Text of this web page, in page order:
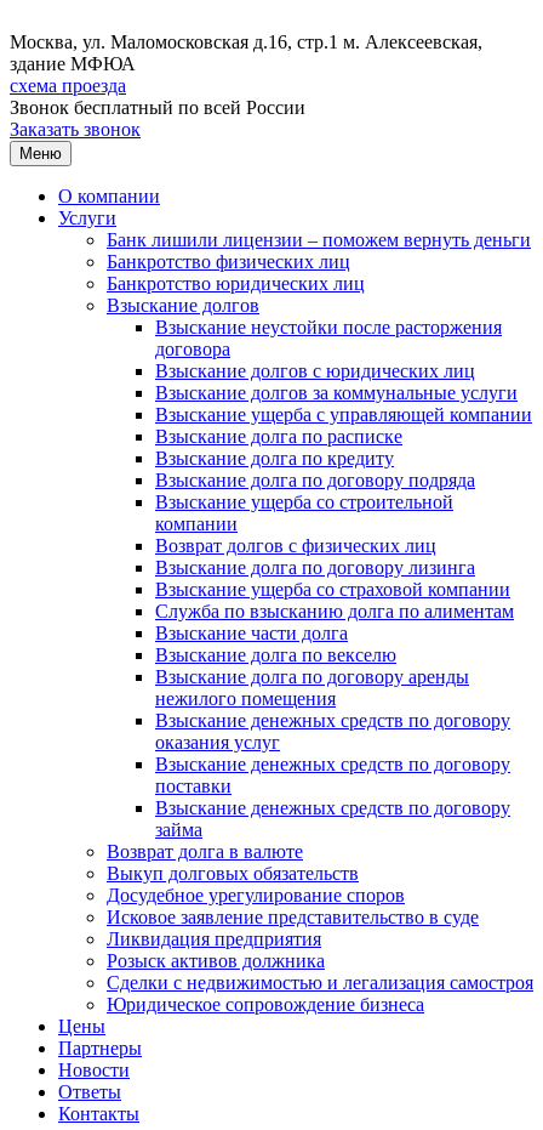
Москва, ул. Маломосковская д.16, стр.1 м. Алексеевская,
здание МФЮА
схема проезда
Звонок бесплатный по всей России
Заказать звонок
Меню
О компании
Услуги
Банк лишили лицензии – поможем вернуть деньги
Банкротство физических лиц
Банкротство юридических лиц
Взыскание долгов
Взыскание неустойки после расторжения
договора
Взыскание долгов с юридических лиц
Взыскание долгов за коммунальные услуги
Взыскание ущерба с управляющей компании
Взыскание долга по расписке
Взыскание долга по кредиту
Взыскание долга по договору подряда
Взыскание ущерба со строительной
компании
Возврат долгов с физических лиц
Взыскание долга по договору лизинга
Взыскание ущерба со страховой компании
Служба по взысканию долга по алиментам
Взыскание части долга
Взыскание долга по векселю
Взыскание долга по договору аренды
нежилого помещения
Взыскание денежных средств по договору
оказания услуг
Взыскание денежных средств по договору
поставки
Взыскание денежных средств по договору
займа
Возврат долга в валюте
Выкуп долговых обязательств
Досудебное урегулирование споров
Исковое заявление представительство в суде
Ликвидация предприятия
Розыск активов должника
Сделки с недвижимостью и легализация самостроя
Юридическое сопровождение бизнеса
Цены
Партнеры
Новости
Ответы
Контакты